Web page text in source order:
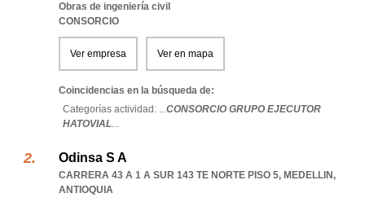
Obras de ingeniería civil
CONSORCIO
Ver empresa Ver en mapa
Coincidencias en la búsqueda de:
Categorías actividad: ...CONSORCIO GRUPO EJECUTOR
HATOVIAL...
Odinsa S A
CARRERA 43 A 1 A SUR 143 TE NORTE PISO 5, MEDELLIN,
ANTIOQUIA